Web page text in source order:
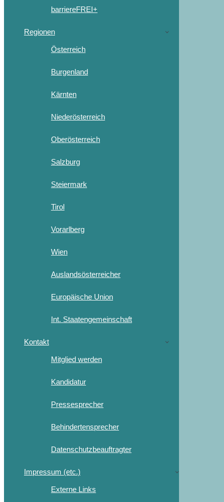
barriereFREI+
Regionen
Österreich
Burgenland
Kärnten
Niederösterreich
Oberösterreich
Salzburg
Steiermark
Tirol
Vorarlberg
Wien
Auslandsösterreicher
Europäische Union
Int. Staatengemeinschaft
Kontakt
Mitglied werden
Kandidatur
Pressesprecher
Behindertensprecher
Datenschutzbeauftragter
Impressum (etc.)
Externe Links